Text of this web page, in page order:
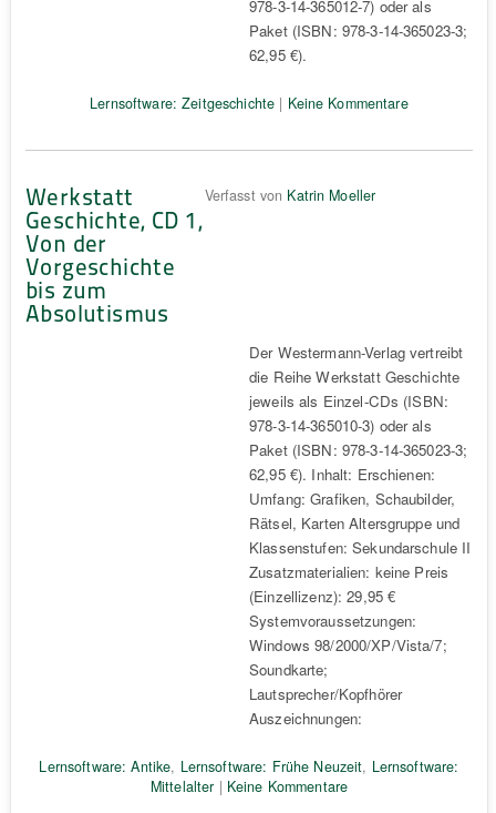
978-3-14-365012-7) oder als
Paket (ISBN: 978-3-14-365023-3;
62,95 €).
Lernsoftware: Zeitgeschichte | Keine Kommentare
Werkstatt
Geschichte, CD 1,
Von der
Vorgeschichte
bis zum
Absolutismus
Verfasst von Katrin Moeller
Der Westermann-Verlag vertreibt
die Reihe Werkstatt Geschichte
jeweils als Einzel-CDs (ISBN:
978-3-14-365010-3) oder als
Paket (ISBN: 978-3-14-365023-3;
62,95 €). Inhalt: Erschienen:
Umfang: Grafiken, Schaubilder,
Rätsel, Karten Altersgruppe und
Klassenstufen: Sekundarschule II
Zusatzmaterialien: keine Preis
(Einzellizenz): 29,95 €
Systemvoraussetzungen:
Windows 98/2000/XP/Vista/7;
Soundkarte;
Lautsprecher/Kopfhörer
Auszeichnungen:
Lernsoftware: Antike, Lernsoftware: Frühe Neuzeit, Lernsoftware:
Mittelalter | Keine Kommentare